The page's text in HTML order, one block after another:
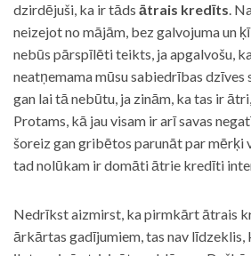
dzirdējuši, ka ir tāds ātrais kredīts.
neizejot no mājām, bez galvojuma un
nebūs pārspīlēti teikts, ja apgalvošu,
neatņemama mūsu sabiedrības dzīves
gan lai tā nebūtu, ja zinām, ka tas ir
Protams, kā jau visam ir arī savas
šoreiz gan gribētos parunāt par mērķi
tad nolūkam ir domāti ātrie kredīti
Nedrīkst aizmirst, ka pirmkārt ātrais
ārkārtas gadījumiem, tas nav līdzeklis,